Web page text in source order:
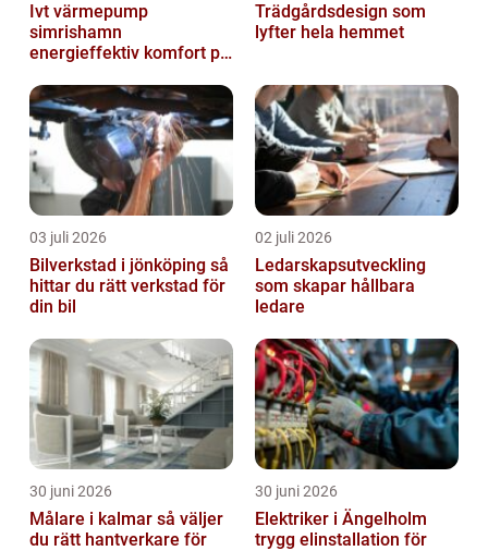
Ivt värmepump
simrishamn
energieffektiv komfort på
Trädgårdsdesign som
lyfter hela hemmet
03 juli 2026
Bilverkstad i jönköping så
hittar du rätt verkstad för
din bil
02 juli 2026
Ledarskapsutveckling
som skapar hållbara
ledare
30 juni 2026
Målare i kalmar så väljer
du rätt hantverkare för
30 juni 2026
Elektriker i Ängelholm
trygg elinstallation för